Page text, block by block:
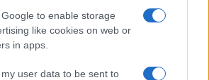
to enable storage
like cookies on web or
in apps.
user data to be sent to